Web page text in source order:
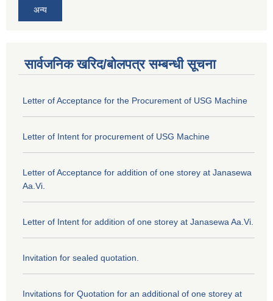
अन्य
सार्वजनिक खरिद/बोलपत्र सम्बन्धी सूचना
Letter of Acceptance for the Procurement of USG Machine
Letter of Intent for procurement of USG Machine
Letter of Acceptance for addition of one storey at Janasewa
Aa.Vi.
Letter of Intent for addition of one storey at Janasewa Aa.Vi.
Invitation for sealed quotation.
Invitations for Quotation for an additional of one storey at